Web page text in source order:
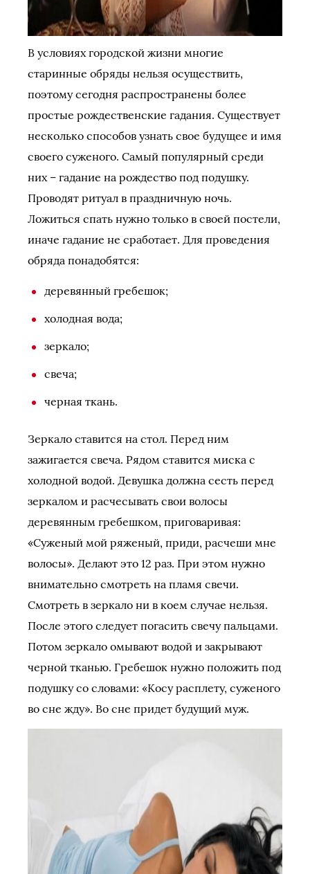
В условиях городской жизни многие
старинные обряды нельзя осуществить,
поэтому сегодня распространены более
простые рождественские гадания. Существует
несколько способов узнать свое будущее и имя
своего суженого. Самый популярный среди
них – гадание на рождество под подушку.
Проводят ритуал в праздничную ночь.
Ложиться спать нужно только в своей постели,
иначе гадание не сработает. Для проведения
обряда понадобятся:
деревянный гребешок;
холодная вода;
зеркало;
свеча;
черная ткань.
Зеркало ставится на стол. Перед ним
зажигается свеча. Рядом ставится миска с
холодной водой. Девушка должна сесть перед
зеркалом и расчесывать свои волосы
деревянным гребешком, приговаривая:
«Суженый мой ряженый, приди, расчеши мне
волосы». Делают это 12 раз. При этом нужно
внимательно смотреть на пламя свечи.
Смотреть в зеркало ни в коем случае нельзя.
После этого следует погасить свечу пальцами.
Потом зеркало омывают водой и закрывают
черной тканью. Гребешок нужно положить под
подушку со словами: «Косу расплету, суженого
во сне жду». Во сне придет будущий муж.